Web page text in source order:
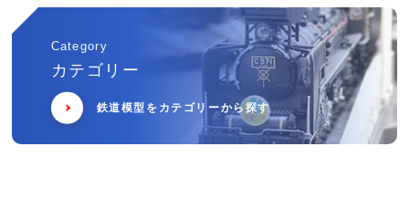
Category
カテゴリー
鉄道模型をカテゴリーから探す